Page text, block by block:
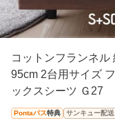
コットンフランネル
95cm 2台用サイズ
ックスシーツ Ｇ27
Pontaパス特典 サンキュー配送